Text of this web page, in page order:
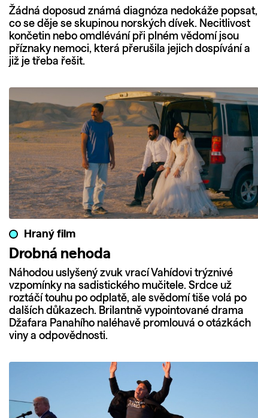
Žádná doposud známá diagnóza nedokáže popsat,
co se děje se skupinou norských dívek. Necitlivost
končetin nebo omdlévání při plném vědomí jsou
příznaky nemoci, která přerušila jejich dospívání a
již je třeba řešit.
Hraný film
Drobná nehoda
Náhodou uslyšený zvuk vrací Vahídovi trýznivé
vzpomínky na sadistického mučitele. Srdce už
roztáčí touhu po odplatě, ale svědomí tiše volá po
dalších důkazech. Brilantně vypointované drama
Džafara Panahího naléhavě promlouvá o otázkách
viny a odpovědnosti.